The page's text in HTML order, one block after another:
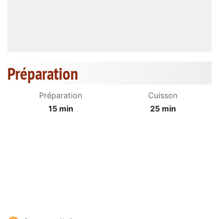
Préparation
Préparation
15 min
Cuisson
25 min